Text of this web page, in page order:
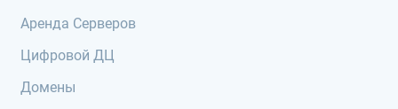
Аренда Серверов
Цифровой ДЦ
Домены